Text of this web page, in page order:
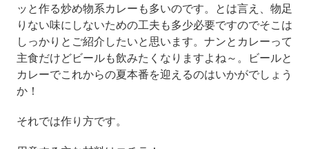
ッと作る炒め物系カレーも多いのです。とは言え、物足
りない味にしないための工夫も多少必要ですのでそこは
しっかりとご紹介したいと思います。ナンとカレーって
主食だけどビールも飲みたくなりますよね～。ビールと
カレーでこれからの夏本番を迎えるのはいかがでしょう
か！
それでは作り方です。